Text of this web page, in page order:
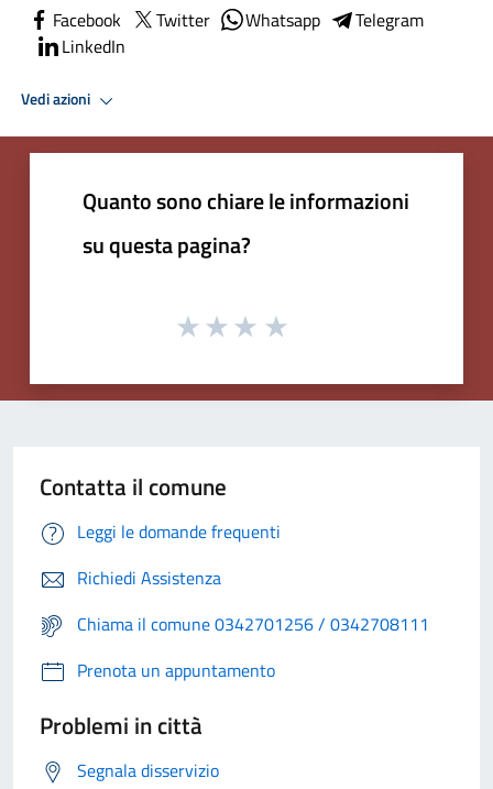
Facebook Twitter Whatsapp
Telegram
LinkedIn
Vedi azioni
Quanto sono chiare le informazioni
su questa pagina?
Contatta il comune
Leggi le domande frequenti
Richiedi Assistenza
Chiama il comune 0342701256 / 0342708111
Prenota un appuntamento
Problemi in città
Segnala disservizio